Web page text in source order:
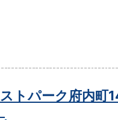
ストパーク府内町